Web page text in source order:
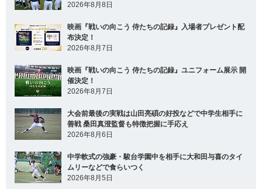
2026年8月8日
映画『戦いの向こう 侍たちの記録』入場者プレゼント配
布決定！
2026年8月7日
映画『戦いの向こう 侍たちの記録』ユニフォーム展示 開
催決定！
2026年8月7日
大会前最後の実戦は山田亮碩の好投などで中学生相手に
善戦 桑田真澄監督も特徴把握に手応え
2026年8月6日
中学軟式の強豪・駿台学園中を相手に大和田与喜のタイ
ムリーなどで食らいつく
2026年8月5日